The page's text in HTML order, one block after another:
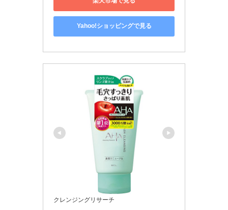
Yahoo!ショッピングで見る
クレンジングリサーチ